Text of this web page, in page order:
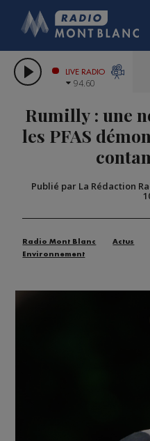
LES
GRAND MASSIF
LIVE RADIO
94.60
Rumilly : une
les PFAS
Publié par La Rédaction
Radio Mont Blanc
Actus
Environnement